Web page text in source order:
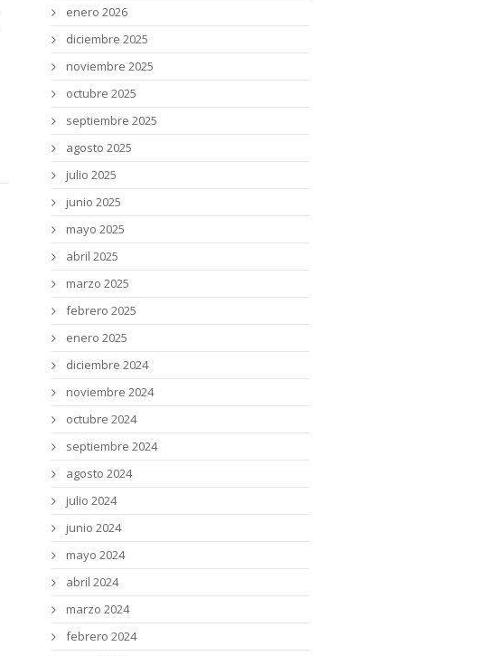
enero 2026
diciembre 2025
noviembre 2025
octubre 2025
septiembre 2025
agosto 2025
julio 2025
junio 2025
mayo 2025
abril 2025
marzo 2025
febrero 2025
enero 2025
diciembre 2024
noviembre 2024
octubre 2024
septiembre 2024
agosto 2024
julio 2024
junio 2024
mayo 2024
abril 2024
marzo 2024
febrero 2024